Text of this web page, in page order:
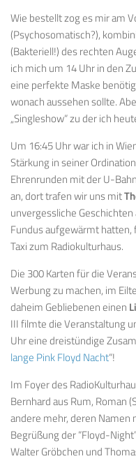
Wie bestellt zog es mir am
(Psychosomatisch?),
(Bakteriell!) des rechten
ich mich um 14 Uhr in den
eine perfekte Maske
wonach aussehen sollte.
„Singleshow“ zu der ich
Um 16:45 Uhr war ich in
Stärkung in seiner
Ehrenrunden mit der U-
an, dort trafen wir uns mit
unvergessliche
Fundus aufgewärmt
Taxi zum Radiokulturhaus.
Die 300 Karten für die
Werbung zu machen, im
daheim Gebliebenen einen
III filmte die Veranstaltung
Uhr eine dreistündige
lange Pink Floyd Nacht“!
Im Foyer des
Bernhard aus Rum, Roman
andere mehr, deren Namen
Begrüßung der “Floyd-
Walter Gröbchen und